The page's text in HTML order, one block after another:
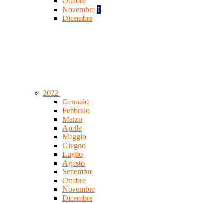
Novembre 1
Dicembre
2022
Gennaio
Febbraio
Marzo
Aprile
Maggio
Giugno
Luglio
Agosto
Settembre
Ottobre
Novembre
Dicembre